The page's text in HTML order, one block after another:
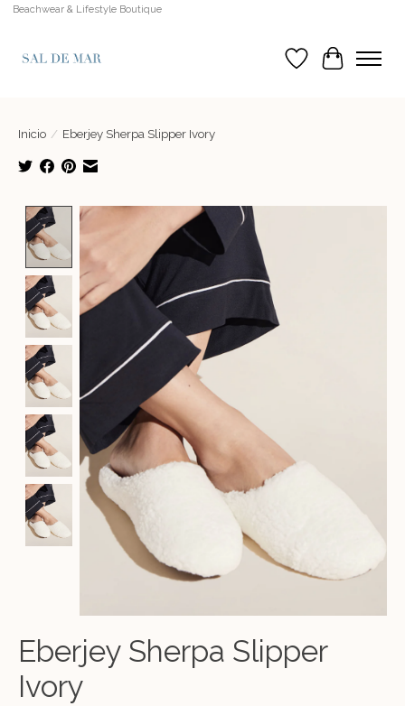
Beachwear & Lifestyle Boutique
Lista de deseos
Cesta
Inicio / Eberjey Sherpa Slipper Ivory
Product image slideshow Items
Eberjey Sherpa Slipper
Ivory